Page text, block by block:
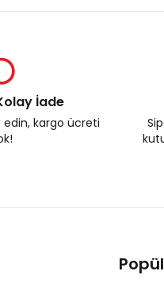
İade
edin, kargo ücreti